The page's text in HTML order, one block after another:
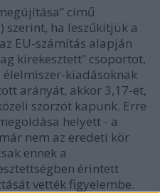
című
szerint, ha leszűkítjük a
EU-számítás alapján
kirekesztett” csoportot,
élelmiszer-kiadásoknak
arányát, akkor 3,17-et,
szorzót kapunk. Erre
helyett - a
nem az eredeti kör
ennek a
érintett
vették figyelembe.